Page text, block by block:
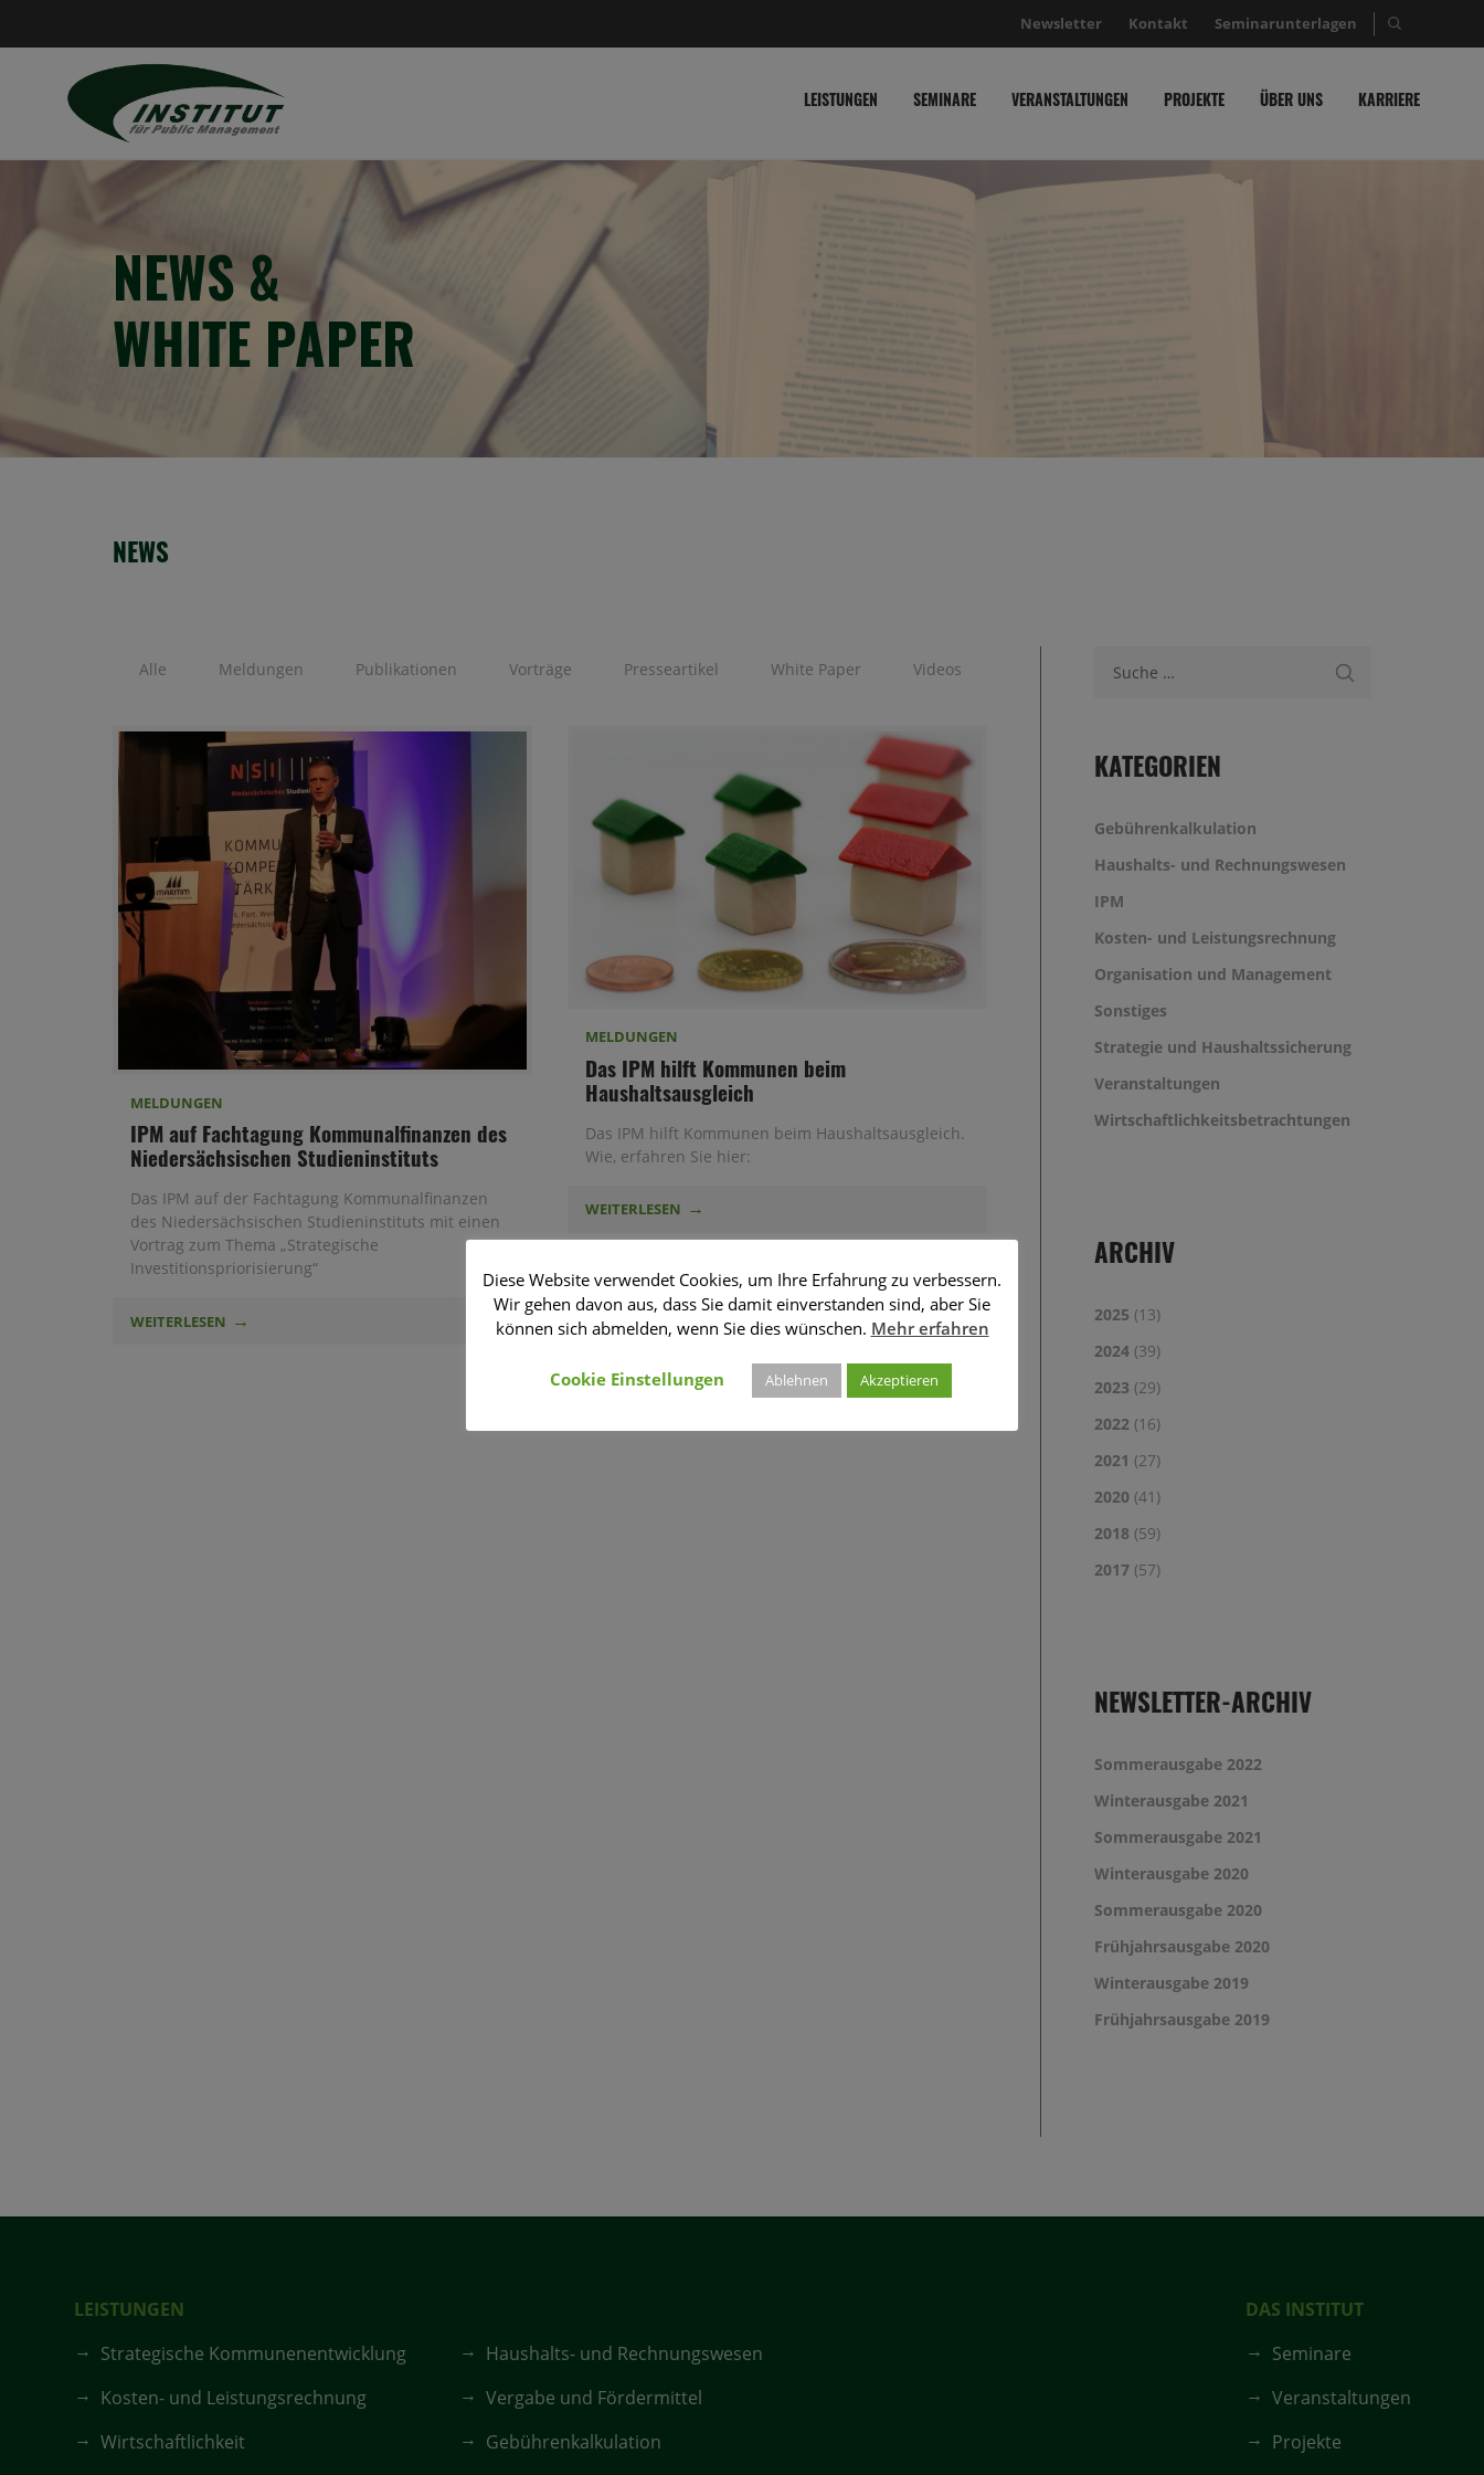
Newsletter Kontakt Seminarunterlagen Suche
LEISTUNGEN SEMINARE VERANSTALTUNGEN PROJEKTE ÜBER UNS KARRIERE
NEWS &
WHITE PAPER
NEWS
Alle Meldungen Publikationen Vorträge Presseartikel White Paper Videos
MELDUNGEN
IPM auf Fachtagung Kommunalfinanzen des
Niedersächsischen Studieninstituts
Das IPM auf der Fachtagung Kommunalfinanzen
des Niedersächsischen Studieninstituts mit einen
Vortrag zum Thema „Strategische
Investitionspriorisierung“
WEITERLESEN
MELDUNGEN
Das IPM hilft Kommunen beim
Haushaltsausgleich
Das IPM hilft Kommunen beim Haushaltsausgleich.
Wie, erfahren Sie hier:
WEITERLESEN
KATEGORIEN
Gebührenkalkulation
Haushalts- und Rechnungswesen
IPM
Kosten- und Leistungsrechnung
Organisation und Management
Sonstiges
Strategie und Haushaltssicherung
Veranstaltungen
Wirtschaftlichkeitsbetrachtungen
ARCHIV
2025 (13)
2024 (39)
2023 (29)
2022 (16)
2021 (27)
2020 (41)
2018 (59)
2017 (57)
NEWSLETTER-ARCHIV
Sommerausgabe 2022
Winterausgabe 2021
Sommerausgabe 2021
Winterausgabe 2020
Sommerausgabe 2020
Frühjahrsausgabe 2020
Winterausgabe 2019
Frühjahrsausgabe 2019
LEISTUNGEN
Strategische Kommunenentwicklung
Haushalts- und Rechnungswesen
Kosten- und Leistungsrechnung
Vergabe und Fördermittel
Wirtschaftlichkeit
Gebührenkalkulation
DAS INSTITUT
Seminare
Veranstaltungen
Projekte
Diese Website verwendet Cookies, um Ihre Erfahrung zu verbessern.
Wir gehen davon aus, dass Sie damit einverstanden sind, aber Sie
können sich abmelden, wenn Sie dies wünschen. Mehr erfahren
Cookie Einstellungen Ablehnen Akzeptieren